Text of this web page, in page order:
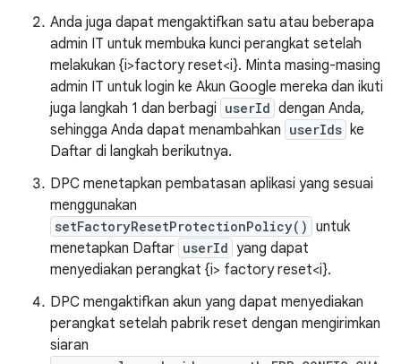
Anda juga dapat mengaktifkan satu atau beberapa
admin IT untuk membuka kunci perangkat setelah
melakukan {i>factory reset<i}. Minta masing-masing
admin IT untuk login ke Akun Google mereka dan ikuti
juga langkah 1 dan berbagi userId dengan Anda,
sehingga Anda dapat menambahkan userIds ke
Daftar di langkah berikutnya.
DPC menetapkan pembatasan aplikasi yang sesuai
menggunakan
setFactoryResetProtectionPolicy() untuk
menetapkan Daftar userId yang dapat
menyediakan perangkat {i> factory reset<i}.
DPC mengaktifkan akun yang dapat menyediakan
perangkat setelah pabrik reset dengan mengirimkan
siaran